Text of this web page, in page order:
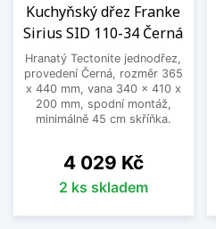
Kuchyňský dřez Franke
Sirius SID 110-34 Černá
Hranatý Tectonite jednodřez,
provedení Černá, rozměr 365
x 440 mm, vana 340 x 410 x
200 mm, spodní montáž,
minimálně 45 cm skříňka.
Cena
4 029 Kč
2 ks skladem